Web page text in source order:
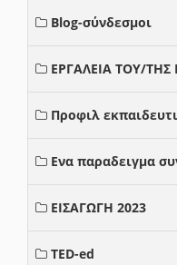
Blog-σύνδεσμοι
ΕΡΓΑΛΕΙΑ ΤΟΥ/ΤΗΣ
Προφιλ
Ενα παραδειγμα
ΕΙΣΑΓΩΓΗ 2023
TED-ed